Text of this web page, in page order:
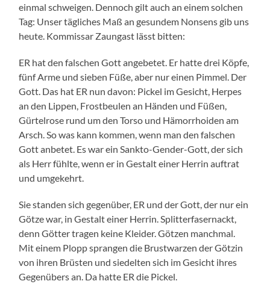
einmal schweigen. Dennoch gilt auch an einem solchen
Tag: Unser tägliches Maß an gesundem Nonsens gib uns
heute. Kommissar Zaungast lässt bitten:
ER hat den falschen Gott angebetet. Er hatte drei Köpfe,
fünf Arme und sieben Füße, aber nur einen Pimmel. Der
Gott. Das hat ER nun davon: Pickel im Gesicht, Herpes
an den Lippen, Frostbeulen an Händen und Füßen,
Gürtelrose rund um den Torso und Hämorrhoiden am
Arsch. So was kann kommen, wenn man den falschen
Gott anbetet. Es war ein Sankto-Gender-Gott, der sich
als Herr fühlte, wenn er in Gestalt einer Herrin auftrat
und umgekehrt.
Sie standen sich gegenüber, ER und der Gott, der nur ein
Götze war, in Gestalt einer Herrin. Splitterfasernackt,
denn Götter tragen keine Kleider. Götzen manchmal.
Mit einem Plopp sprangen die Brustwarzen der Götzin
von ihren Brüsten und siedelten sich im Gesicht ihres
Gegenübers an. Da hatte ER die Pickel.